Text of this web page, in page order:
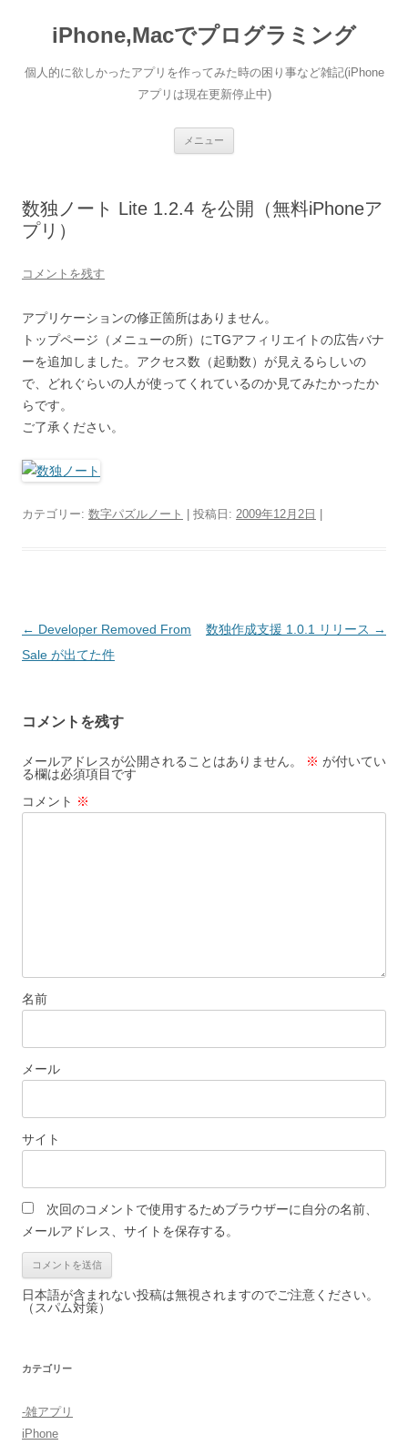
へ
ス
iPhone,Macでプログラミング
個人的に欲しかったアプリを作ってみた時の困り事など雑記(iPhone
アプリは現在更新停止中)
メニュー
数独ノート Lite 1.2.4 を公開（無料iPhoneア
プリ）
コメントを残す
アプリケーションの修正箇所はありません。
トップページ（メニューの所）にTGアフィリエイトの広告バナ
ーを追加しました。アクセス数（起動数）が見えるらしいの
で、どれぐらいの人が使ってくれているのか見てみたかったか
らです。
ご了承ください。
カテゴリー: 数字パズルノート | 投稿日: 2009年12月2日
投
稿
ゲ
ー
シ
ョ
← Developer Removed From
Sale が出てた件
数独作成支援 1.0.1 リリース →
コメントを残す
メールアドレスが公開されることはありません。 ※ が付いてい
る欄は必須項目です
コメント ※
名前
メール
サイト
次回のコメントで使用するためブラウザーに自分の名前、
メールアドレス、サイトを保存する。
日本語が含まれない投稿は無視されますのでご注意ください。
（スパム対策）
カテゴリー
-雑アプリ
iPhone